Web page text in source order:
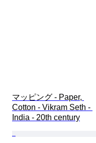
マッピング - Paper,
Cotton - Vikram Seth -
India - 20th century